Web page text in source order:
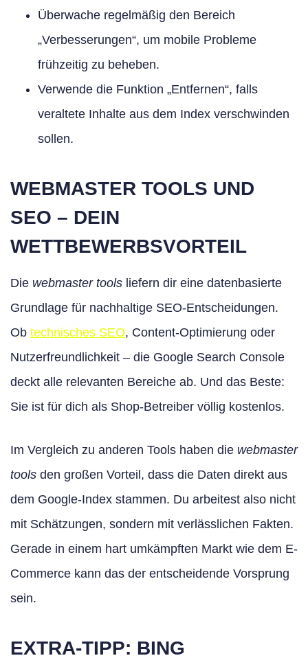
Überwache regelmäßig den Bereich
„Verbesserungen“, um mobile Probleme
frühzeitig zu beheben.
Verwende die Funktion „Entfernen“, falls
veraltete Inhalte aus dem Index verschwinden
sollen.
WEBMASTER TOOLS UND
SEO – DEIN
WETTBEWERBSVORTEIL
Die webmaster tools liefern dir eine datenbasierte
Grundlage für nachhaltige SEO-Entscheidungen.
Ob technisches SEO, Content-Optimierung oder
Nutzerfreundlichkeit – die Google Search Console
deckt alle relevanten Bereiche ab. Und das Beste:
Sie ist für dich als Shop-Betreiber völlig kostenlos.
Im Vergleich zu anderen Tools haben die webmaster
tools den großen Vorteil, dass die Daten direkt aus
dem Google-Index stammen. Du arbeitest also nicht
mit Schätzungen, sondern mit verlässlichen Fakten.
Gerade in einem hart umkämpften Markt wie dem E-
Commerce kann das der entscheidende Vorsprung
sein.
EXTRA-TIPP: BING